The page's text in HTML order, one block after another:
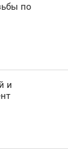
по
и